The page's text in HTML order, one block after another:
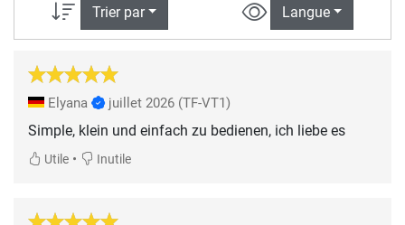
Trier par Langue
Elyana juillet 2026 (TF-VT1)
Simple, klein und einfach zu bedienen, ich liebe es
Utile • Inutile